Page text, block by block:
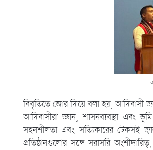
বিবৃতিতে জোর দিয়ে বলা হয়, আদিবাসী
আদিবাসীরা জ্ঞান, শাসনব্যবস্থা এবং
সহনশীলতা এবং সত্যিকারের টেকসই
প্রতিষ্ঠানগুলোর সঙ্গে সরাসরি